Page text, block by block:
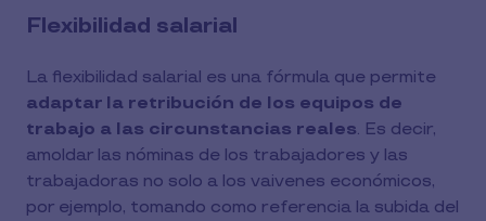
Flexibilidad salarial
La flexibilidad salarial es una fórmula que permite
adaptar la retribución de los equipos de
trabajo a las circunstancias reales. Es decir,
amoldar las nóminas de los trabajadores y las
trabajadoras no solo a los vaivenes económicos,
por ejemplo, tomando como referencia la subida del